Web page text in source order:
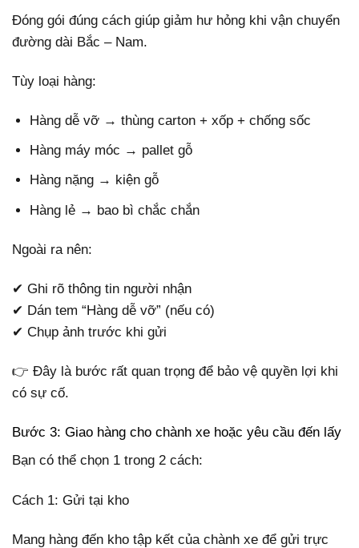
Đóng gói đúng cách giúp giảm hư hỏng khi vận chuyển
đường dài Bắc – Nam.
Tùy loại hàng:
Hàng dễ vỡ → thùng carton + xốp + chống sốc
Hàng máy móc → pallet gỗ
Hàng nặng → kiện gỗ
Hàng lẻ → bao bì chắc chắn
Ngoài ra nên:
✔ Ghi rõ thông tin người nhận
✔ Dán tem “Hàng dễ vỡ” (nếu có)
✔ Chụp ảnh trước khi gửi
👉 Đây là bước rất quan trọng để bảo vệ quyền lợi khi
có sự cố.
Bước 3: Giao hàng cho chành xe hoặc yêu cầu đến lấy
Bạn có thể chọn 1 trong 2 cách:
Cách 1: Gửi tại kho
Mang hàng đến kho tập kết của chành xe để gửi trực